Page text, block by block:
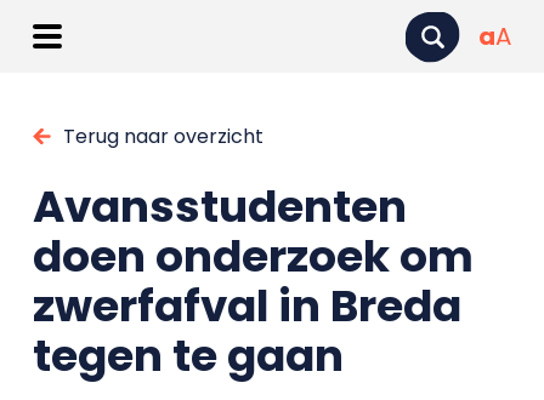
aA
Terug naar overzicht
Avansstudenten
doen onderzoek om
zwerfafval in Breda
tegen te gaan